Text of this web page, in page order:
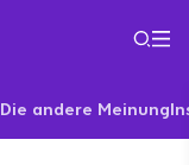
Die andere Meinung